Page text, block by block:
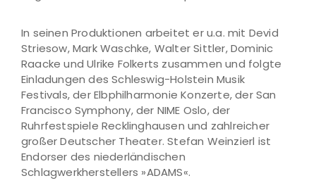
In seinen Produktionen arbeitet er u.a. mit Devid
Striesow, Mark Waschke, Walter Sittler, Dominic
Raacke und Ulrike Folkerts zusammen und folgte
Einladungen des Schleswig-Holstein Musik
Festivals, der Elbphilharmonie Konzerte, der San
Francisco Symphony, der NIME Oslo, der
Ruhrfestspiele Recklinghausen und zahlreicher
großer Deutscher Theater. Stefan Weinzierl ist
Endorser des niederländischen
Schlagwerkherstellers »ADAMS«.